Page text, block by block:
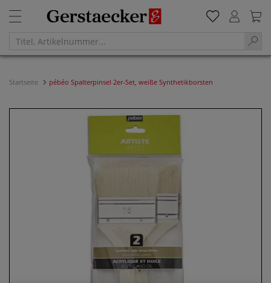
Startseite pébéo Spalterpinsel 2er-Set, weiße Synthetikborsten